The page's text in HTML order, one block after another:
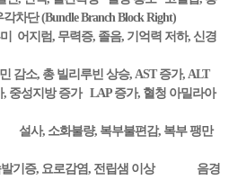
차단 (Bundle Branch Block Right)
어지럼, 무력증, 졸음, 기억력 저하, 신경
, 총 빌리루빈 상승, AST 증가, ALT
, 중성지방 증가 LAP 증가, 혈청 아밀라아
, 소화불량, 복부불편감, 복부 팽만
속발기증, 요로감염, 전립샘 이상 음경